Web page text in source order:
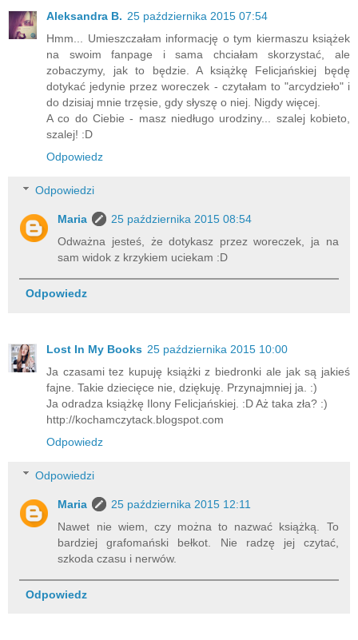
Aleksandra B. 25 października 2015 07:54
Hmm... Umieszczałam informację o tym kiermaszu książek
na swoim fanpage i sama chciałam skorzystać, ale
zobaczymy, jak to będzie. A książkę Felicjańskiej będę
dotykać jedynie przez woreczek - czytałam to "arcydzieło" i
do dzisiaj mnie trzęsie, gdy słyszę o niej. Nigdy więcej.
A co do Ciebie - masz niedługo urodziny... szalej kobieto,
szalej! :D
Odpowiedz
Odpowiedzi
Maria
25 października 2015 08:54
Odważna jesteś, że dotykasz przez woreczek, ja na
sam widok z krzykiem uciekam :D
Odpowiedz
Lost In My Books 25 października 2015 10:00
Ja czasami tez kupuję książki z biedronki ale jak są jakieś
fajne. Takie dziecięce nie, dziękuję. Przynajmniej ja. :)
Ja odradza książkę Ilony Felicjańskiej. :D Aż taka zła? :)
http://kochamczytack.blogspot.com
Odpowiedz
Odpowiedzi
Maria
25 października 2015 12:11
Nawet nie wiem, czy można to nazwać książką. To
bardziej grafomański bełkot. Nie radzę jej czytać,
szkoda czasu i nerwów.
Odpowiedz